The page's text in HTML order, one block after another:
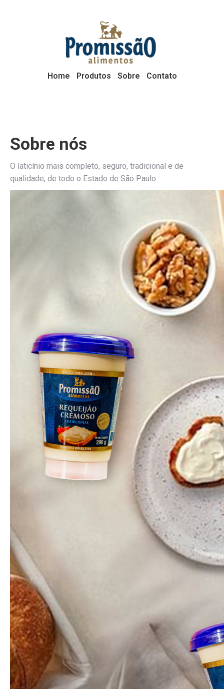
Home Produtos Sobre Contato
Sobre nós
O laticínio mais completo, seguro, tradicional e de
qualidade, de todo o Estado de São Paulo.